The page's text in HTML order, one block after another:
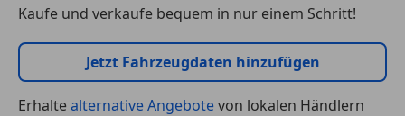
Kaufe und verkaufe bequem in nur einem Schritt!
Jetzt Fahrzeugdaten hinzufügen
Erhaltealternative Angebotevon lokalen Händlern